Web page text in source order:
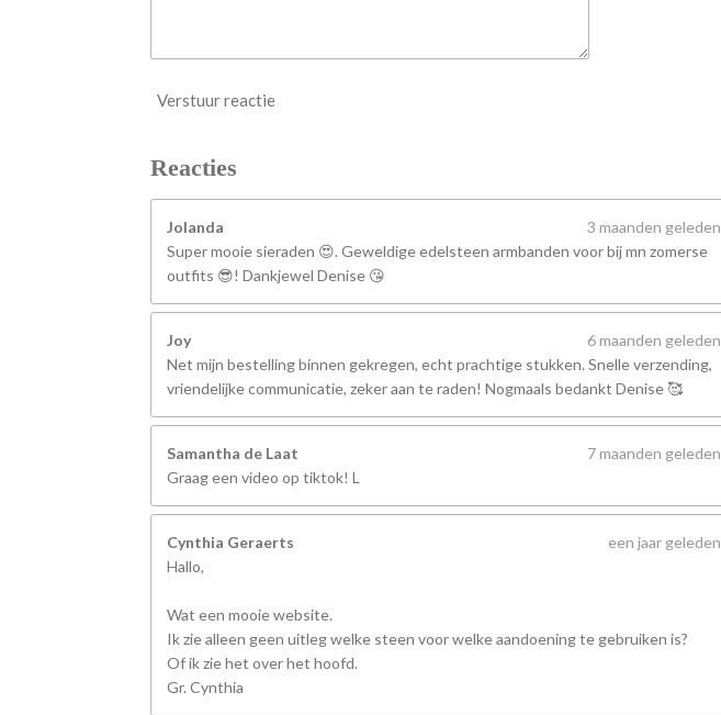
Verstuur reactie
Reacties
Jolanda
3 maanden geleden
Super mooie sieraden 😍. Geweldige edelsteen armbanden voor bij mn zomerse
outfits 😎! Dankjewel Denise 😘
Joy
6 maanden geleden
Net mijn bestelling binnen gekregen, echt prachtige stukken. Snelle verzending,
vriendelijke communicatie, zeker aan te raden! Nogmaals bedankt Denise 🥰
Samantha de Laat
7 maanden geleden
Graag een video op tiktok! L
Cynthia Geraerts
een jaar geleden
Hallo,
Wat een mooie website.
Ik zie alleen geen uitleg welke steen voor welke aandoening te gebruiken is?
Of ik zie het over het hoofd.
Gr. Cynthia